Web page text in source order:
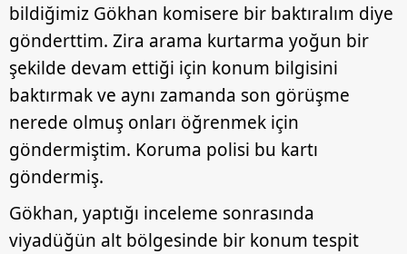
bildiğimiz Gökhan komisere bir baktıralım diye
gönderttim. Zira arama kurtarma yoğun bir
şekilde devam ettiği için konum bilgisini
baktırmak ve aynı zamanda son görüşme
nerede olmuş onları öğrenmek için
göndermiştim. Koruma polisi bu kartı
göndermiş.
Gökhan, yaptığı inceleme sonrasında
viyadüğün alt bölgesinde bir konum tespit